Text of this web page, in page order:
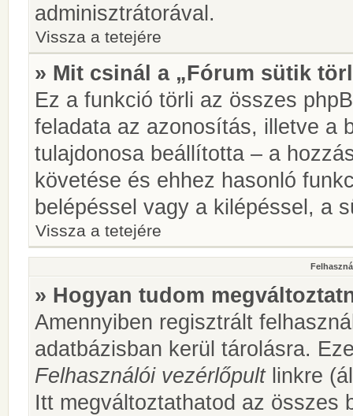
adminisztrátorával.
Vissza a tetejére
» Mit csinál a „Fórum sütik
Ez a funkció törli az összes
feladata az azonosítás, illetve a
tulajdonosa beállította – a
követése és ehhez hasonló
belépéssel vagy a kilépéssel, a
Vissza a tetejére
» Hogyan tudom
Amennyiben regisztrált
adatbázisban kerül tárolásra.
Felhasználói vezérlőpultlinkre
Itt megváltoztathatod az összes